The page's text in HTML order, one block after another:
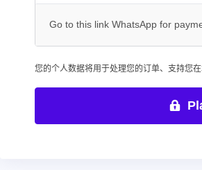
Go to this link WhatsApp for
您的个人数据将用于处理您的订单、支持您